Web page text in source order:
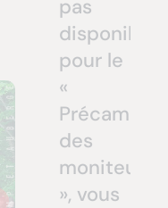
pas
disponible
pour le
«
Précamp
des
moniteurs
», vous